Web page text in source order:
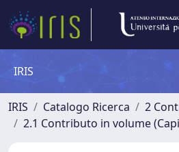
IRIS
IRIS Catalogo Ricerca
2
2.1 Contributo in volume